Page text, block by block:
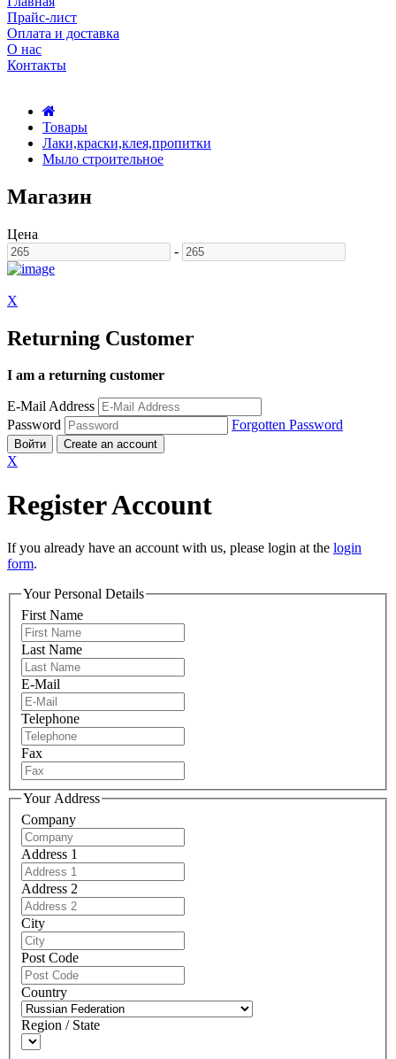
Прайс-лист
Оплата и доставка
О нас
Контакты
Товары
Лаки,краски,клея,пропитки
Мыло строительное
Магазин
Цена
-
X
Returning Customer
I am a returning customer
E-Mail Address
Password
Forgotten Password
Войти Create an account
X
Register Account
If you already have an account with us, please login at the login
form.
Your Personal Details
First Name
Last Name
E-Mail
Telephone
Fax
Your Address
Company
Address 1
Address 2
City
Post Code
Country
Region / State